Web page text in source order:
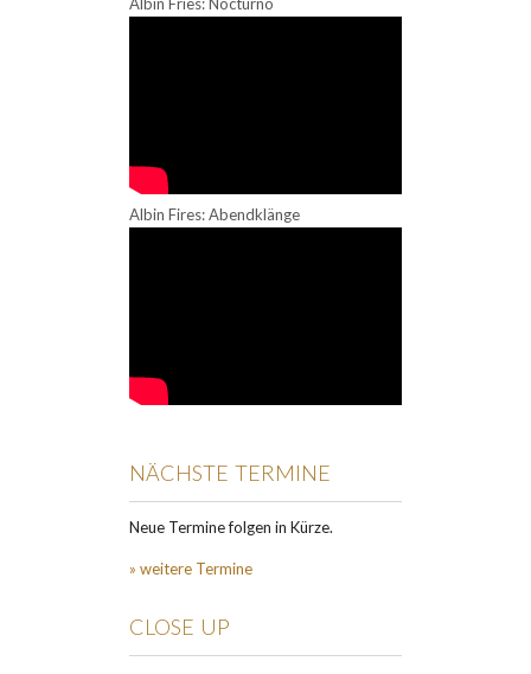
Albin Fires: Abendklänge
NÄCHSTE TERMINE
Neue Termine folgen in Kürze.
» weitere Termine
CLOSE UP